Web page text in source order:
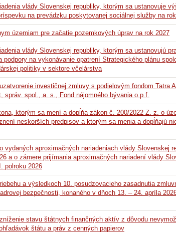
vlády Slovenskej republiky, ktorým sa ustanovuje
na prevádzku poskytovanej sociálnej služby na
územiam pre začatie pozemkových úprav na rok 2027
vlády Slovenskej republiky, ktorým sa ustanovujú
podpory na vykonávanie opatrení Strategického plánu
politiky v sektore včelárstva
investičnej zmluvy s podielovým fondom Tatra
správ. spol., a. s., Fond nájomného bývania o.p.f.
ktorým sa mení a dopĺňa zákon č. 200/2022 Z. z. o
neskorších predpisov a ktorým sa menia a dopĺňajú
vydaných aproximačných nariadeniach vlády Slovenskej
a o zámere prijímania aproximačných nariadení vlády
polroku 2026
a výsledkoch 10. posudzovacieho zasadnutia
bezpečnosti, konaného v dňoch 13. – 24. apríla
stavu štátnych finančných aktív z dôvodu
štátu a práv z cenných papierov